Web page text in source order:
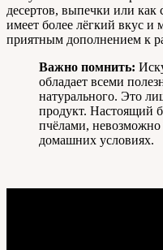
десертов, выпечки или
имеет более лёгкий вкус и
приятным дополнением к
Важно помнить:
обладает всеми
натурального. Это
продукт. Настоящий
пчёлами, невозможно
домашних условиях.